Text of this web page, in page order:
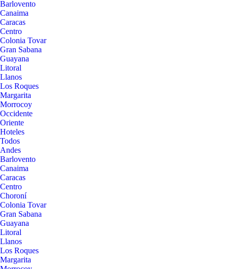
Barlovento
Canaima
Caracas
Centro
Colonia Tovar
Gran Sabana
Guayana
Litoral
Llanos
Los Roques
Margarita
Morrocoy
Occidente
Oriente
Hoteles
Todos
Andes
Barlovento
Canaima
Caracas
Centro
Choroní
Colonia Tovar
Gran Sabana
Guayana
Litoral
Llanos
Los Roques
Margarita